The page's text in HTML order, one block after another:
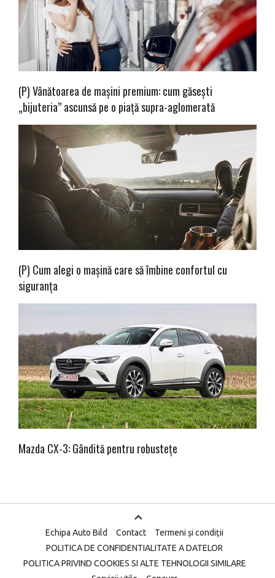
(P) Vânătoarea de mașini premium: cum găsești
„bijuteria” ascunsă pe o piață supra-aglomerată
(P) Cum alegi o mașină care să îmbine confortul cu
siguranța
Mazda CX-3: Gândită pentru robustețe
Echipa Auto Bild Contact
Termeni și condiții
POLITICA DE CONFIDENTIALITATE A DATELOR
POLITICA PRIVIND COOKIES SI ALTE TEHNOLOGII SIMILARE